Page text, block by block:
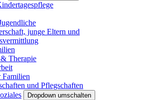
junge Eltern und
Therapie
und Pflegschaften
Dropdown umschalten